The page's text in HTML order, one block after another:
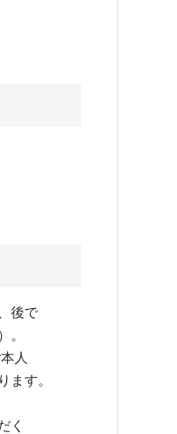
後で
。
人
ます。
く